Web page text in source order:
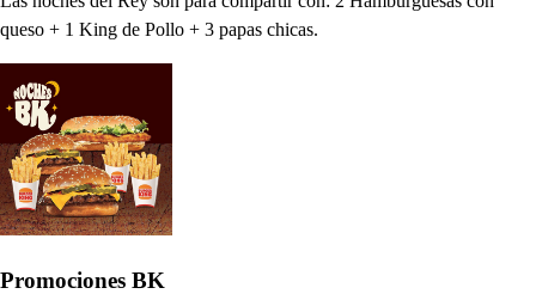
queso + 1 King de Pollo + 3 papas chicas.
Promociones BK